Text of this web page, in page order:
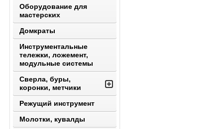
Оборудование для
мастерских
Домкраты
Инструментальные
тележки, ложемент,
модульные системы
Сверла, буры,
коронки, метчики
Режущий инструмент
Молотки, кувалды